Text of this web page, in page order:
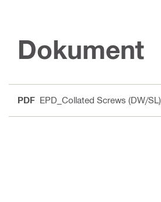
Dokument
PDF EPD_Collated Screws (DW/